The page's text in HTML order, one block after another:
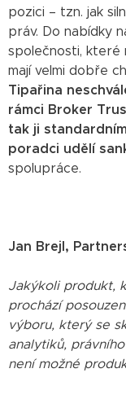
pozici – tzn. jak
práv. Do nabídky
společnosti, které
mají velmi dobře
Tipařina
rámci Broker
tak ji
poradci udělí
spolupráce.
Jan Brejl,
Jakýkoli produkt,
prochází
výboru, který se
analytiků,
není možné